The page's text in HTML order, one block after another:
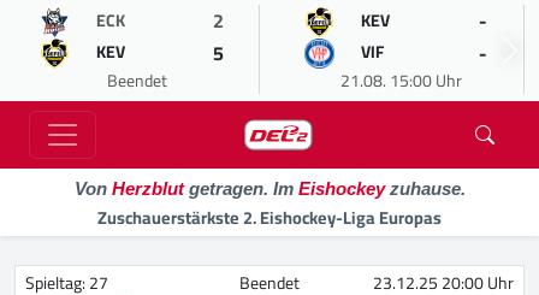
ECK 2
KEV 5
Beendet
KEV -
VIF -
21.08. 15:00 Uhr
Von Herzblutgetragen. Im Eishockeyzuhause.
Zuschauerstärkste 2. Eishockey-Liga Europas
Spieltag: 27 Beendet 23.12.25 20:00 Uhr